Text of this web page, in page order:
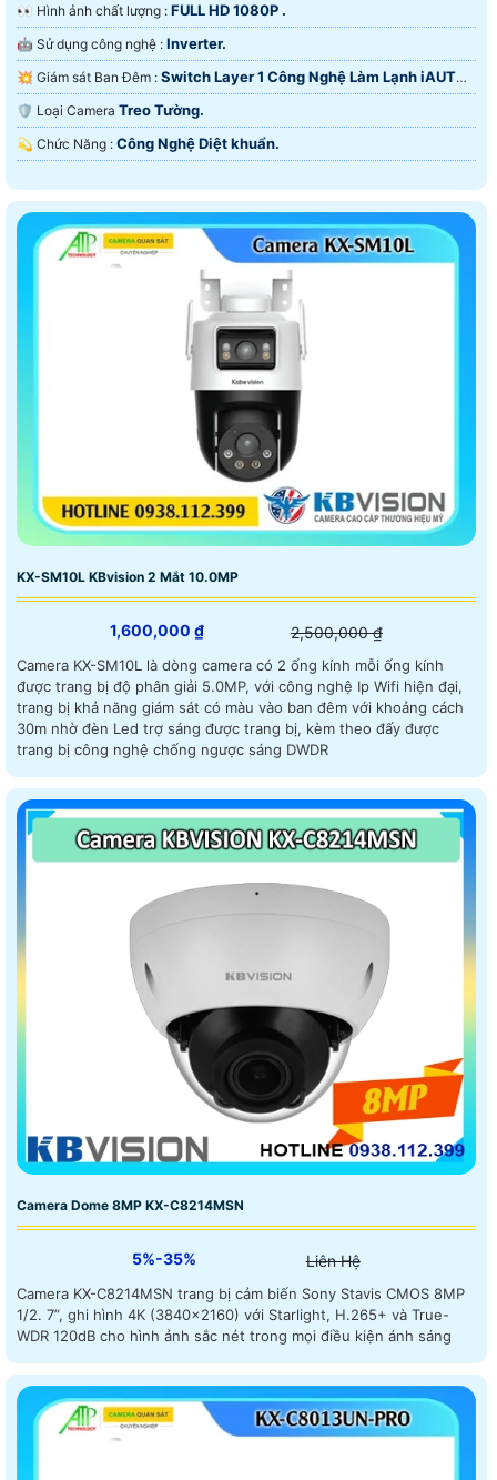
️👀 Hình ảnh chất lượng : FULL HD 1080P .
🤖️ Sử dụng công nghệ : Inverter.
💥 Giám sát Ban Đêm : Switch Layer 1 Công Nghệ Làm Lạnh iAUTO-
X. 🛡 Loại Camera Treo Tường.
️💫 Chức Năng : Công Nghệ Diệt khuẩn.
KX-SM10L KBvision 2 Mắt 10.0MP
1,600,000 ₫ 2,500,000 ₫
Camera KX-SM10L là dòng camera có 2 ống kính mỗi ống kính
được trang bị độ phân giải 5.0MP, với công nghệ Ip Wifi hiện đại,
trang bị khả năng giám sát có màu vào ban đêm với khoảng cách
30m nhờ đèn Led trợ sáng được trang bị, kèm theo đấy được
trang bị công nghệ chống ngược sáng DWDR
Camera Dome 8MP KX-C8214MSN
5%-35% Liên Hệ
Camera KX-C8214MSN trang bị cảm biến Sony Stavis CMOS 8MP
1/2. 7”, ghi hình 4K (3840×2160) với Starlight, H.265+ và True-
WDR 120dB cho hình ảnh sắc nét trong mọi điều kiện ánh sáng